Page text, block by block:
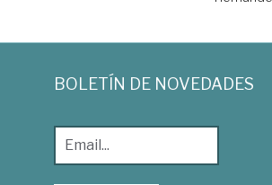
BOLETÍN DE NOVEDADES